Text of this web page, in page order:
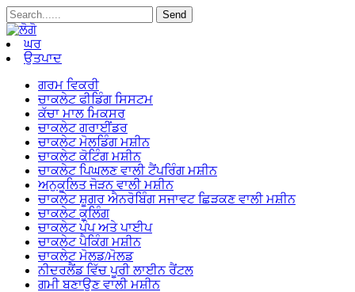
ਘਰ
ਉਤਪਾਦ
ਗਰਮ ਵਿਕਰੀ
ਚਾਕਲੇਟ ਫੀਡਿੰਗ ਸਿਸਟਮ
ਕੱਚਾ ਮਾਲ ਮਿਕਸਰ
ਚਾਕਲੇਟ ਗਰਾਈਂਡਰ
ਚਾਕਲੇਟ ਮੋਲਡਿੰਗ ਮਸ਼ੀਨ
ਚਾਕਲੇਟ ਕੋਟਿੰਗ ਮਸ਼ੀਨ
ਚਾਕਲੇਟ ਪਿਘਲਣ ਵਾਲੀ ਟੈਂਪਰਿੰਗ ਮਸ਼ੀਨ
ਅਨੁਕੂਲਿਤ ਜੋੜਨ ਵਾਲੀ ਮਸ਼ੀਨ
ਚਾਕਲੇਟ ਸ਼ੂਗਰ ਐਨਰੋਬਿੰਗ ਸਜਾਵਟ ਛਿੜਕਣ ਵਾਲੀ ਮਸ਼ੀਨ
ਚਾਕਲੇਟ ਕੂਲਿੰਗ
ਚਾਕਲੇਟ ਪੰਪ ਅਤੇ ਪਾਈਪ
ਚਾਕਲੇਟ ਪੈਕਿੰਗ ਮਸ਼ੀਨ
ਚਾਕਲੇਟ ਮੋਲਡ/ਮੋਲਡ
ਨੀਦਰਲੈਂਡ ਵਿੱਚ ਪੂਰੀ ਲਾਈਨ ਰੈਂਟਲ
ਗਮੀ ਬਣਾਉਣ ਵਾਲੀ ਮਸ਼ੀਨ